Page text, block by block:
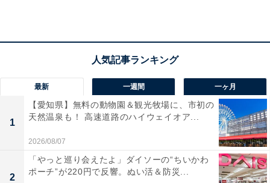
所在地：富山県氷見市島尾2195
交通手段：JR島尾駅から徒歩5分/新高岡駅から城端線で
※料金は公式Webサイト参考価格
※プラン・部屋により価格は変動します
最新 一週間 一ヶ月
1
【愛知県】無料の動物園＆観光牧場に、市初の
天然温泉も！ 高速道路のハイウェイオア...
2026/08/07
2
「やっと巡り会えたよ」ダイソーの“ちいかわ
ポーチ”が220円で反響。ぬい活＆防災...